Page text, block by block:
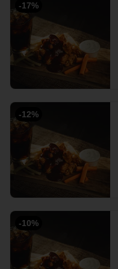
-17%
-12%
-10%